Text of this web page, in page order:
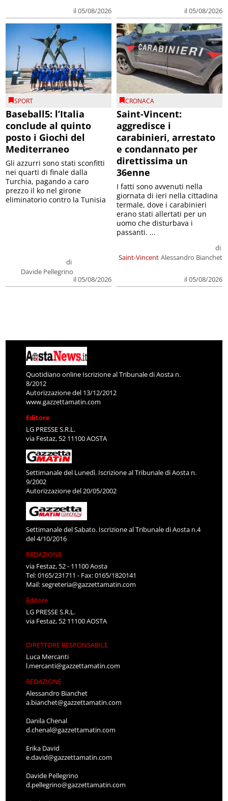
il 05/08/2026 il 05/08/2026
SPORT
Baseball5: l’Italia
conclude al quinto
posto i Giochi del
Mediterraneo
di
Davide Pellegrino
il 05/08/2026
Gli azzurri sono stati sconfitti
nei quarti di finale dalla
Turchia, pagando a caro
prezzo il ko nel girone
eliminatorio contro la Tunisia
CRONACA
Saint-Vincent:
aggredisce i
carabinieri, arrestato
e condannato per
direttissima un
36enne
Saint-Vincent
di
Alessandro Bianchet
il 05/08/2026
I fatti sono avvenuti nella
giornata di ieri nella cittadina
termale, dove i carabinieri
erano stati allertati per un
uomo che disturbava i
passanti. ...
Quotidiano online Iscrizione al Tribunale di Aosta n.
8/2012
Autorizzazione del 13/12/2012
www.gazzettamatin.com
Editore
LG PRESSE S.R.L.
via Festaz, 52 11100 AOSTA
Settimanale del Lunedì. Iscrizione al Tribunale di Aosta n.
9/2002
Autorizzazione del 20/05/2002
Settimanale del Sabato. Iscrizione al Tribunale di Aosta n.4
del 4/10/2016
REDAZIONE
via Festaz, 52 - 11100 Aosta
Tel: 0165/231711 - Fax: 0165/1820141
Mail:segreteria@gazzettamatin.com
Editore
LG PRESSE S.R.L.
via Festaz, 52 11100 AOSTA
DIRETTORE RESPONSABILE
Luca Mercanti
l.mercanti@gazzettamatin.com
REDAZIONE
Alessandro Bianchet
a.bianchet@gazzettamatin.com
Danila Chenal
d.chenal@gazzettamatin.com
Erika David
e.david@gazzettamatin.com
Davide Pellegrino
d.pellegrino@gazzettamatin.com